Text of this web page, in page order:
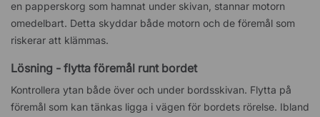
en papperskorg som hamnat under skivan, stannar motorn
omedelbart. Detta skyddar både motorn och de föremål som
riskerar att klämmas.
Lösning - flytta föremål runt bordet
Kontrollera ytan både över och under bordsskivan. Flytta på
föremål som kan tänkas ligga i vägen för bordets rörelse. Ibland